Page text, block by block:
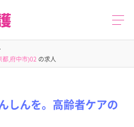
都,府中市)02 の求人
しんを。高齢者ケアの